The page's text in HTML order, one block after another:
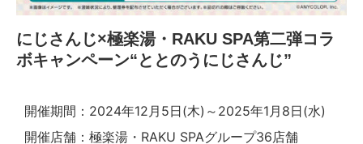
にじさんじ×極楽湯・RAKU SPA第二弾コラ
ボキャンペーン“ととのうにじさんじ”
開催期間：2024年12月5日(木)～2025年1月8日(水)
開催店舗：極楽湯・RAKU SPAグループ36店舗